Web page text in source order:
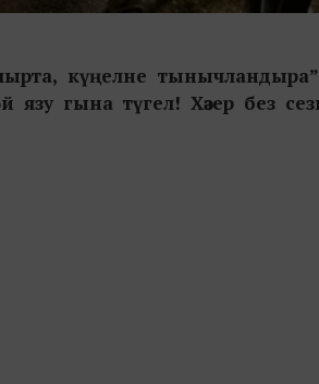
күңелне тынычландыра”
гына түгел! Хәзер без сезгә